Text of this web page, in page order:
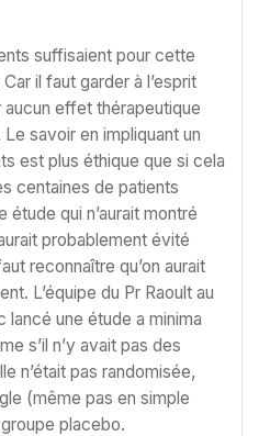
suffisaient pour cette
il faut garder à l’esprit
aucun effet thérapeutique
savoir en impliquant un
est plus éthique que si cela
centaines de patients
qui n’aurait montré
probablement évité
reconnaître qu’on aurait
L’équipe du Pr Raoult au
lancé une étude a minima
s’il n’y avait pas des
n’était pas randomisée,
(même pas en simple
placebo.